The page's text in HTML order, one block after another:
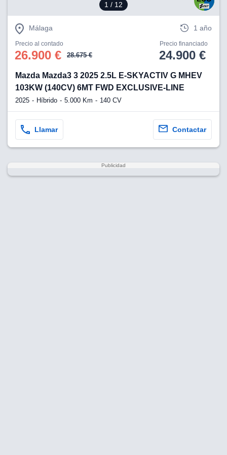
1 / 12
Málaga 1 año
Precio al contado
26.900 € 28.675 €
Precio financiado
24.900 €
Mazda Mazda3 3 2025 2.5L E-SKYACTIV G MHEV
103KW (140CV) 6MT FWD EXCLUSIVE-LINE
2025 Híbrido 5.000 Km 140 CV
Llamar Contactar